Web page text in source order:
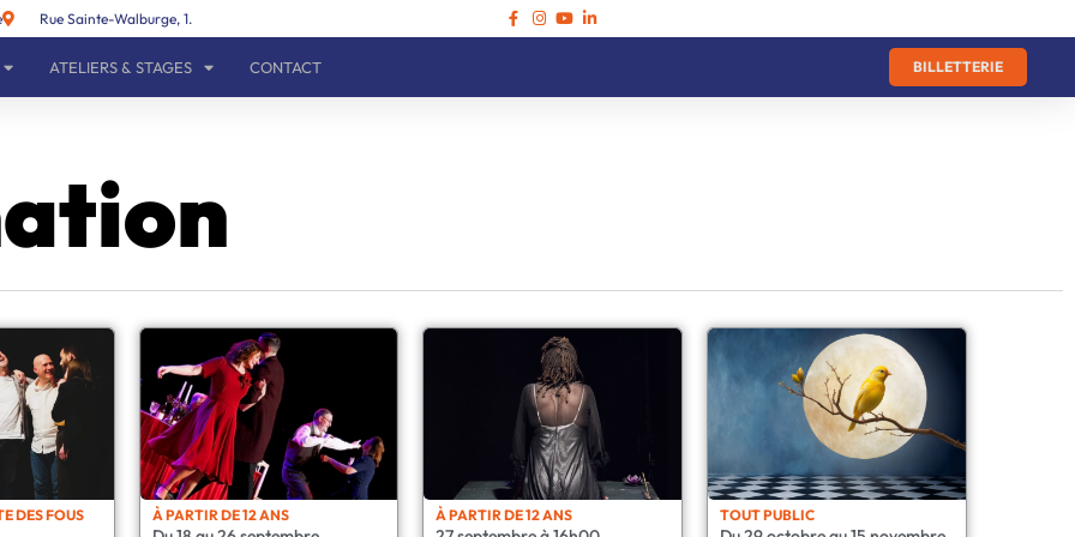
Rue Sainte-Walburge, 1.
ATELIERS & STAGES CONTACT BILLETTERIE
DES FOUS À PARTIR DE 12 ANS À PARTIR DE 12 ANS TOUT PUBLIC